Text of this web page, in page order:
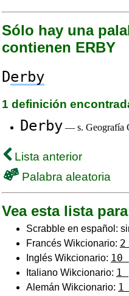
Sólo hay una
contienen ERBY
Derby
1 definición
Derby — s. Geografía
Lista anterior
Palabra aleatoria
Vea esta lista
Scrabble en español:
Francés Wikcionario:
Inglés Wikcionario: 10
Italiano Wikcionario: 1
Alemán Wikcionario: 1